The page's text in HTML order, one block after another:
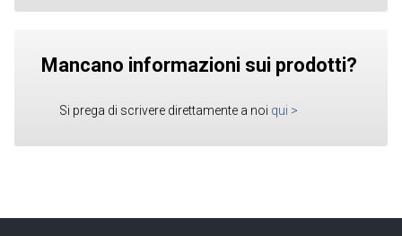
Mancano informazioni sui prodotti?
Si prega di scrivere direttamente a noi qui >